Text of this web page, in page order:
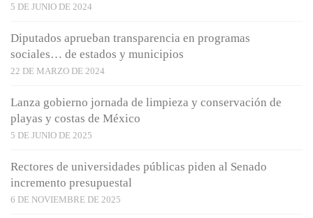
5 DE JUNIO DE 2024
Diputados aprueban transparencia en programas
sociales… de estados y municipios
22 DE MARZO DE 2024
Lanza gobierno jornada de limpieza y conservación de
playas y costas de México
5 DE JUNIO DE 2025
Rectores de universidades públicas piden al Senado
incremento presupuestal
6 DE NOVIEMBRE DE 2025